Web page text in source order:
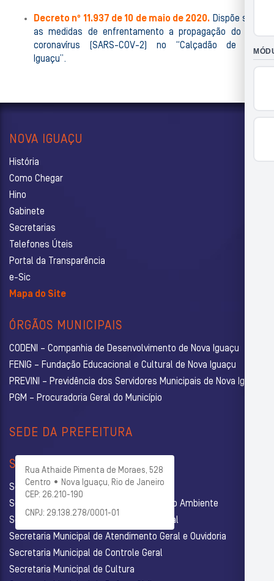
Decreto nº 11.937 de 10 de maio de 2020. Dispõe sobre
as medidas de enfrentamento a propagação do novo
coronavírus (SARS-COV-2) no “Calçadão de Nova
Iguaçu”.
NOVA IGUAÇU
História
Como Chegar
Hino
Gabinete
Secretarias
Telefones Úteis
Portal da Transparência
e-Sic
Mapa do Site
ÓRGÃOS MUNICIPAIS
CODENI – Companhia de Desenvolvimento de Nova Iguaçu
FENIG – Fundação Educacional e Cultural de Nova Iguaçu
PREVINI – Previdência dos Servidores Municipais de Nova Iguaçu
PGM – Procuradoria Geral do Município
SEDE DA PREFEITURA
Rua Athaide Pimenta de Moraes, 528
Centro • Nova Iguaçu, Rio de Janeiro
CEP: 26.210-190
CNPJ: 29.138.278/0001-01
SECRETARIAS
Secretaria Municipal de Administração
Secretaria Municipal de Agricultura e Meio Ambiente
Secretaria Municipal de Assistência Social
Secretaria Municipal de Atendimento Geral e Ouvidoria
Secretaria Municipal de Controle Geral
Secretaria Municipal de Cultura